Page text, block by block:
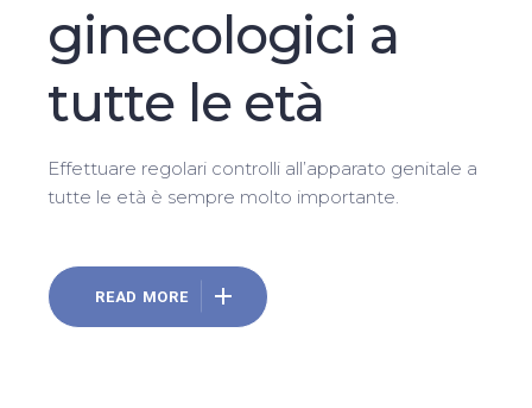
ginecologici a
tutte le età
Effettuare regolari controlli all’apparato genitale a
tutte le età è sempre molto importante.
READ MORE